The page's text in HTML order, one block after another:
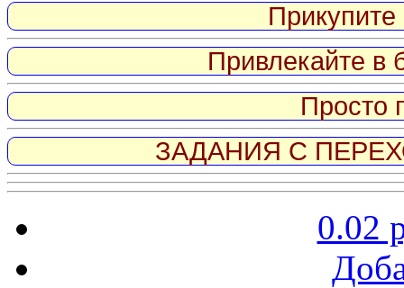
Привлекайте в
Просто
ЗАДАНИЯ С
0.02